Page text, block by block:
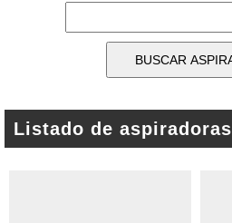
Listado de aspiradoras